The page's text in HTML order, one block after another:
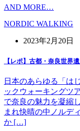
AND MORE…
NORDIC WALKING
2023年2月20日
【レポ】古都・奈良世界
日本のあらゆる「は
ックウォーキングツ
で奈良の魅力を凝縮
まれ快晴の中ノルデ
か […]